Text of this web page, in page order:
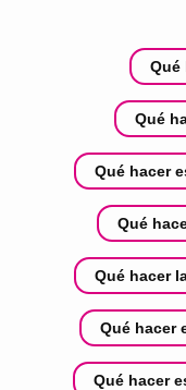
Qué
Qué
Qué hacer
Qué
Qué hacer
Qué hacer
Qué hacer